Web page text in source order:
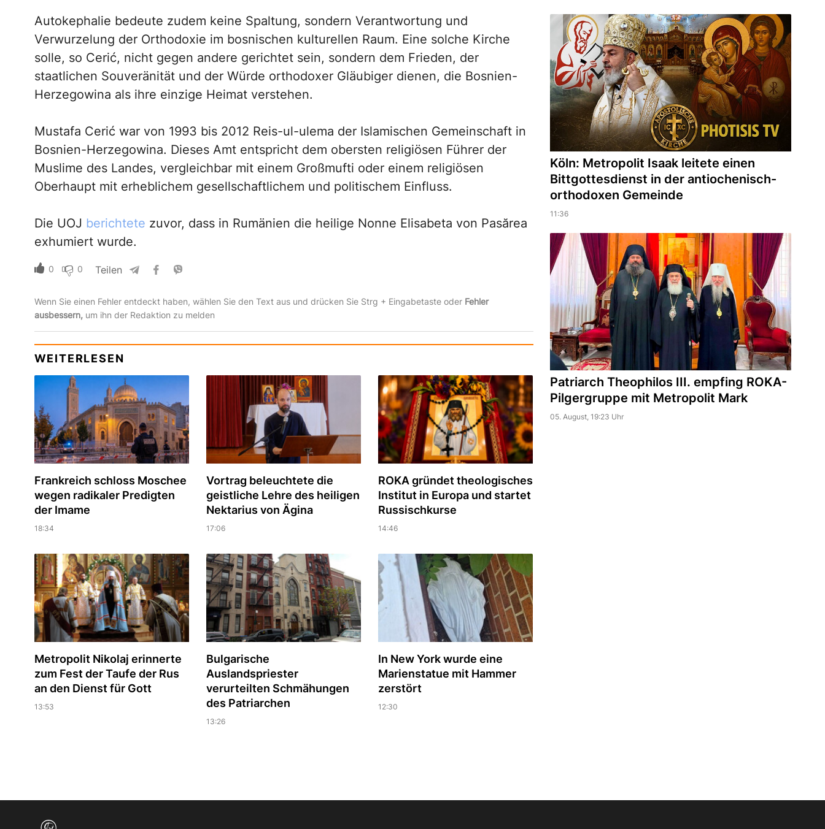
Autokephalie bedeute zudem keine Spaltung, sondern Verantwortung und
Verwurzelung der Orthodoxie im bosnischen kulturellen Raum. Eine solche Kirche
solle, so Cerić, nicht gegen andere gerichtet sein, sondern dem Frieden, der
staatlichen Souveränität und der Würde orthodoxer Gläubiger dienen, die Bosnien-
Herzegowina als ihre einzige Heimat verstehen.
Mustafa Cerić war von 1993 bis 2012 Reis-ul-ulema der Islamischen Gemeinschaft in
Bosnien-Herzegowina. Dieses Amt entspricht dem obersten religiösen Führer der
Muslime des Landes, vergleichbar mit einem Großmufti oder einem religiösen
Oberhaupt mit erheblichem gesellschaftlichem und politischem Einfluss.
Die UOJ berichtete zuvor, dass in Rumänien die heilige Nonne Elisabeta von Pasărea
exhumiert wurde.
0 0 Teilen
Wenn Sie einen Fehler entdeckt haben, wählen Sie den Text aus und drücken Sie Strg + Eingabetaste oder Fehler
ausbessern,um ihn der Redaktion zu melden
WEITERLESEN
Frankreich schloss Moschee
wegen radikaler Predigten
der Imame
18:34
Vortrag beleuchtete die
geistliche Lehre des heiligen
Nektarius von Ägina
17:06
ROKA gründet theologisches
Institut in Europa und startet
Russischkurse
14:46
Metropolit Nikolaj erinnerte
zum Fest der Taufe der Rus
an den Dienst für Gott
13:53
Bulgarische
Auslandspriester
verurteilten Schmähungen
des Patriarchen
13:26
In New York wurde eine
Marienstatue mit Hammer
zerstört
12:30
Köln: Metropolit Isaak leitete einen
Bittgottesdienst in der antiochenisch-
orthodoxen Gemeinde
11:36
Patriarch Theophilos III. empfing ROKA-
Pilgergruppe mit Metropolit Mark
05. August, 19:23 Uhr